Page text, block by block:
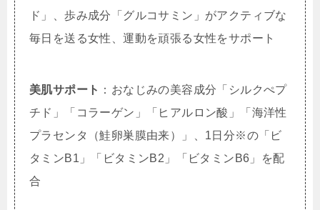
ド」、歩み成分「グルコサミン」がアクティブな
毎日を送る女性、運動を頑張る女性をサポート
美肌サポート ：おなじみの美容成分「シルクぺプ
チド」「コラーゲン」「ヒアルロン酸」「海洋性
プラセンタ（鮭卵巣膜由来）」、1日分※の「ビ
タミンB1」「ビタミンB2」「ビタミンB6」を配
合